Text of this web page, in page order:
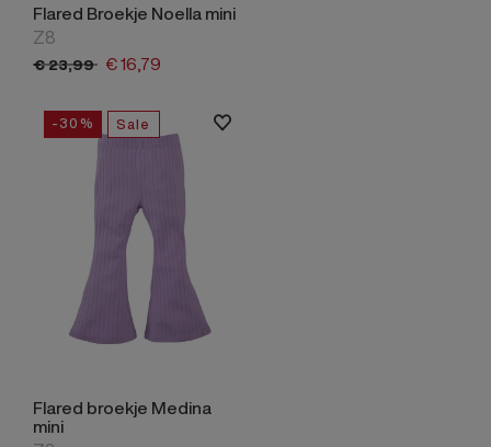
Flared Broekje Noella mini
Z8
€23,99 €16,79
-30% Sale
Flared broekje Medina
mini